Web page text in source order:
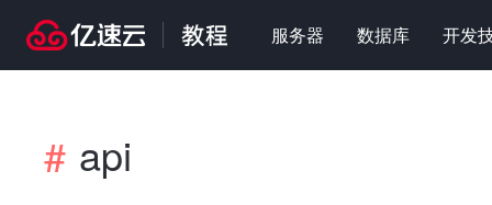
服务器 数据库 开发
# api